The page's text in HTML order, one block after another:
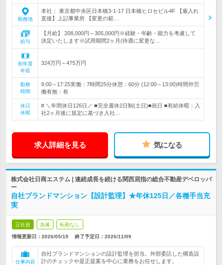
勤務地
本社： 東京都中央区日本橋3-1-17 日本橋ヒロセビル4F 【雇入れ
直後】上記事業所 【変更の範…
給与
【月給】 208,000円～305,000円※経験・年齢・能力を考慮して
決定いたします※試用期間2ヶ月(待遇に変更な…
初年度
年収
324万円～475万円
勤務
時間
9:00～17:25実働：7時間25分休憩：60分 (12:00～13:00)時間外労
働有無：有
休日
休暇
# ＼年間休日126日／ ■完全週休2日制(土日)■祝日 ■有給休暇：入
社2ヶ月後に規定に基づき入社…
求人詳細を見る 気になる
株式会社日商エステム | 連続成長を続ける関西屈指の総合不動産デベロッパ
ー
自社ブランドマンション【設計監理】★年休125日／各種手当充
実
正社員 急募 転勤なし
情報更新日：2026/05/19 終了予定日： 2026/11/09
仕事内容
自社ブランドマンションの設計監理を担当。外部委託した構造設
計のチェックや是正提案を中心に業務をお任せします。